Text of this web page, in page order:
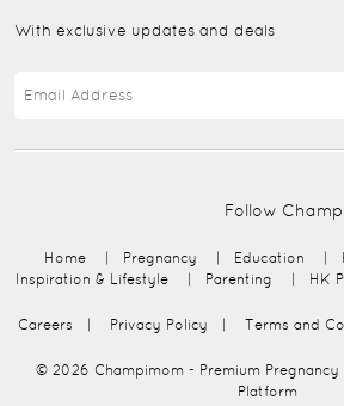
With exclusive updates and deals
Follow
Home | Pregnancy | Education |
Inspiration & Lifestyle
| Parenting | HK
Careers | Privacy Policy | Terms and
© 2026 Champimom - Premium Pregnancy
Platform